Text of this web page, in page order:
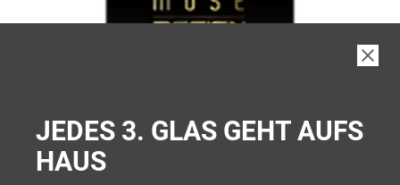
JEDES 3. GLAS GEHT AUFS
HAUS